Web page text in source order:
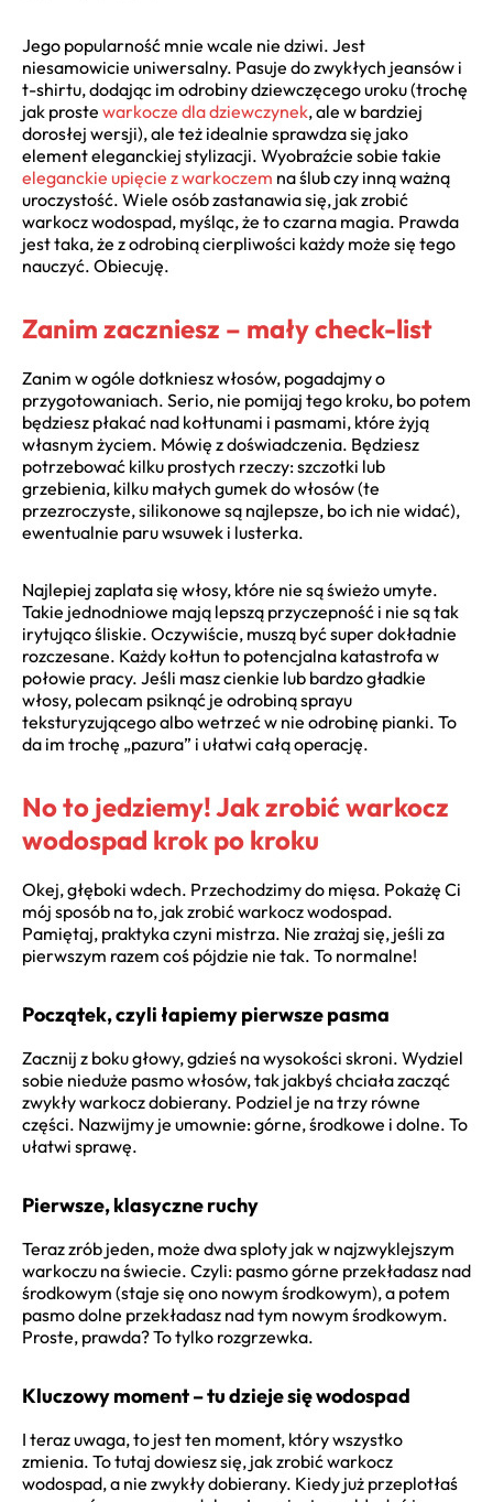
Jego popularność mnie wcale nie dziwi. Jest
niesamowicie uniwersalny. Pasuje do zwykłych jeansów i
t-shirtu, dodając im odrobiny dziewczęcego uroku (trochę
jak proste warkocze dla dziewczynek, ale w bardziej
dorosłej wersji), ale też idealnie sprawdza się jako
element eleganckiej stylizacji. Wyobraźcie sobie takie
eleganckie upięcie z warkoczem na ślub czy inną ważną
uroczystość. Wiele osób zastanawia się, jak zrobić
warkocz wodospad, myśląc, że to czarna magia. Prawda
jest taka, że z odrobiną cierpliwości każdy może się tego
nauczyć. Obiecuję.
Zanim zaczniesz – mały check-list
Zanim w ogóle dotkniesz włosów, pogadajmy o
przygotowaniach. Serio, nie pomijaj tego kroku, bo potem
będziesz płakać nad kołtunami i pasmami, które żyją
własnym życiem. Mówię z doświadczenia. Będziesz
potrzebować kilku prostych rzeczy: szczotki lub
grzebienia, kilku małych gumek do włosów (te
przezroczyste, silikonowe są najlepsze, bo ich nie widać),
ewentualnie paru wsuwek i lusterka.
Najlepiej zaplata się włosy, które nie są świeżo umyte.
Takie jednodniowe mają lepszą przyczepność i nie są tak
irytująco śliskie. Oczywiście, muszą być super dokładnie
rozczesane. Każdy kołtun to potencjalna katastrofa w
połowie pracy. Jeśli masz cienkie lub bardzo gładkie
włosy, polecam psiknąć je odrobiną sprayu
teksturyzującego albo wetrzeć w nie odrobinę pianki. To
da im trochę „pazura” i ułatwi całą operację.
No to jedziemy! Jak zrobić warkocz
wodospad krok po kroku
Okej, głęboki wdech. Przechodzimy do mięsa. Pokażę Ci
mój sposób na to, jak zrobić warkocz wodospad.
Pamiętaj, praktyka czyni mistrza. Nie zrażaj się, jeśli za
pierwszym razem coś pójdzie nie tak. To normalne!
Początek, czyli łapiemy pierwsze pasma
Zacznij z boku głowy, gdzieś na wysokości skroni. Wydziel
sobie nieduże pasmo włosów, tak jakbyś chciała zacząć
zwykły warkocz dobierany. Podziel je na trzy równe
części. Nazwijmy je umownie: górne, środkowe i dolne. To
ułatwi sprawę.
Pierwsze, klasyczne ruchy
Teraz zrób jeden, może dwa sploty jak w najzwyklejszym
warkoczu na świecie. Czyli: pasmo górne przekładasz nad
środkowym (staje się ono nowym środkowym), a potem
pasmo dolne przekładasz nad tym nowym środkowym.
Proste, prawda? To tylko rozgrzewka.
Kluczowy moment – tu dzieje się wodospad
I teraz uwaga, to jest ten moment, który wszystko
zmienia. To tutaj dowiesz się, jak zrobić warkocz
wodospad, a nie zwykły dobierany. Kiedy już przeplotłaś